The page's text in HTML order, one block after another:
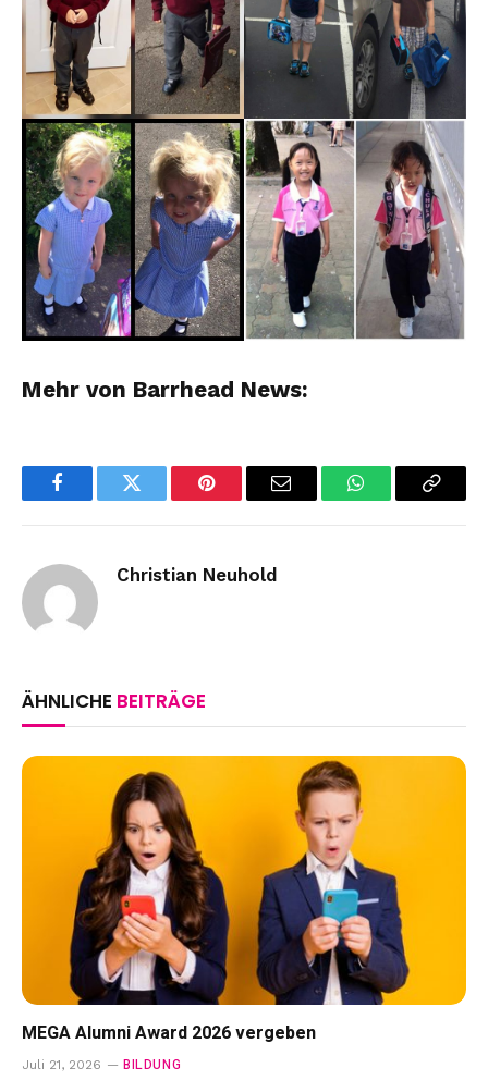
Mehr von Barrhead News:
FacebookTwitter Pinterest Email WhatsAppCopy
Christian Neuhold
ÄHNLICHE BEITRÄGE
MEGA Alumni Award 2026 vergeben
Juli 21, 2026 BILDUNG